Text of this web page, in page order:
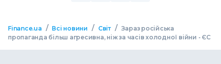
Finance.ua / Всі новини / Світ / Зараз російська
пропаганда більш агресивна, ніж за часів холодної війни - ЄС